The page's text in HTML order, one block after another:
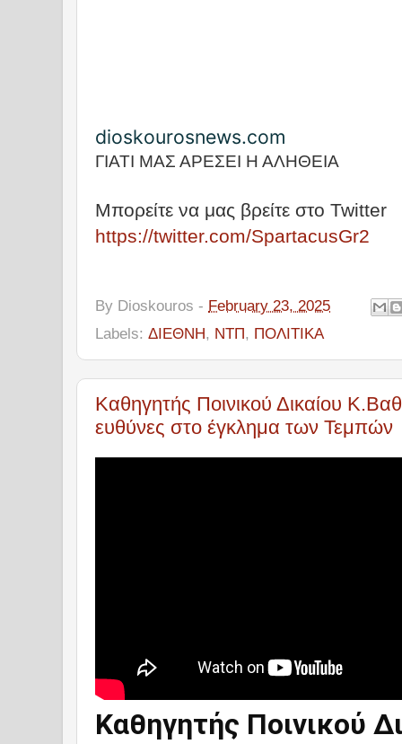
dioskourosnews.com
ΓΙΑΤΙ ΜΑΣ ΑΡΕΣΕΙ Η ΑΛΗΘΕΙΑ
Μπορείτε να μας βρείτε στο Twitter
https://twitter.com/SpartacusGr2
By Dioskouros - February 23, 2025
Labels: ΔΙΕΘΝΗ, ΝΤΠ, ΠΟΛΙΤΙΚΑ
Καθηγητής Ποινικού Δικαίου
ευθύνες στο έγκλημα των Τεμπών
Καθηγητής Ποινικού